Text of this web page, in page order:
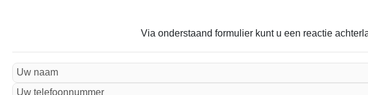
Via onderstaand formulier kunt u een reactie